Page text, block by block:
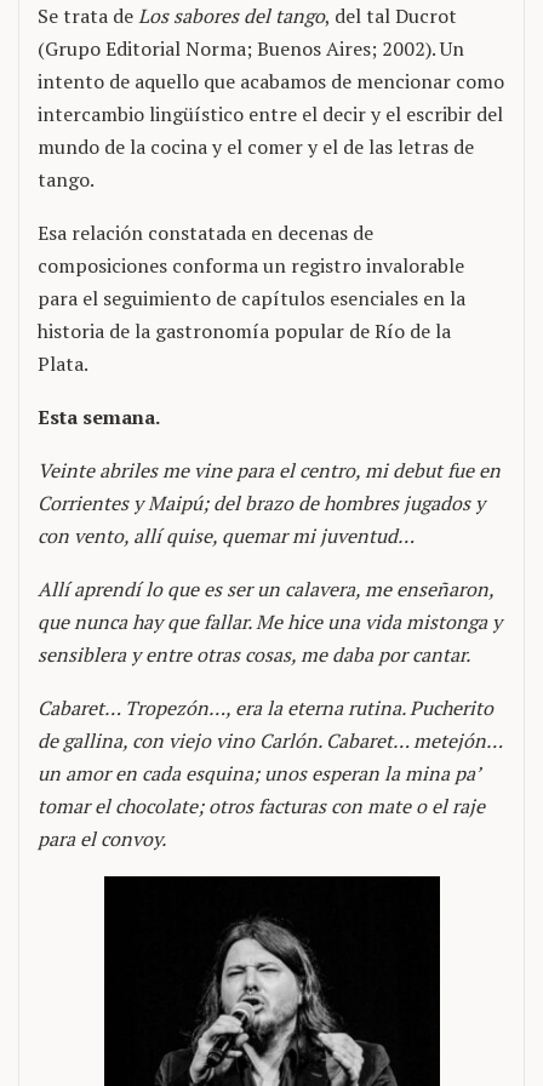
Se trata deLos sabores del tango, del tal Ducrot
(Grupo Editorial Norma; Buenos Aires; 2002). Un
intento de aquello que acabamos de mencionar como
intercambio lingüístico entre el decir y el escribir del
mundo de la cocina y el comer y el de las letras de
tango.
Esa relación constatada en decenas de
composiciones conforma un registro invalorable
para el seguimiento de capítulos esenciales en la
historia de la gastronomía popular de Río de la
Plata.
Esta semana.
Veinte abriles me vine para el centro, mi debut fue en
Corrientes y Maipú; del brazo de hombres jugados y
con vento, allí quise, quemar mi juventud…
Allí aprendí lo que es ser un calavera, me enseñaron,
que nunca hay que fallar. Me hice una vida mistonga y
sensiblera y entre otras cosas, me daba por cantar.
Cabaret… Tropezón…, era la eterna rutina. Pucherito
de gallina, con viejo vino Carlón. Cabaret… metejón…
un amor en cada esquina; unos esperan la mina pa’
tomar el chocolate; otros facturas con mate o el raje
para el convoy.